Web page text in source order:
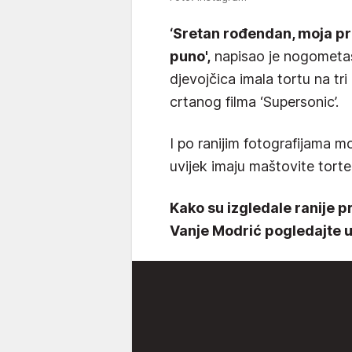
‘Sretan rođendan, moja
puno', napisao je
djevojčica imala tortu na
crtanog filma ‘Supersonic’.
I po ranijim fotografijama
uvijek imaju maštovite
Kako su izgledale ranije
Vanje Modrić pogledajte